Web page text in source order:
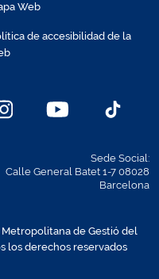
Web
de accesibilidad de la
Sede Social:
Calle General Batet 1-7 08028
Barcelona
de Gestió del
los derechos reservados